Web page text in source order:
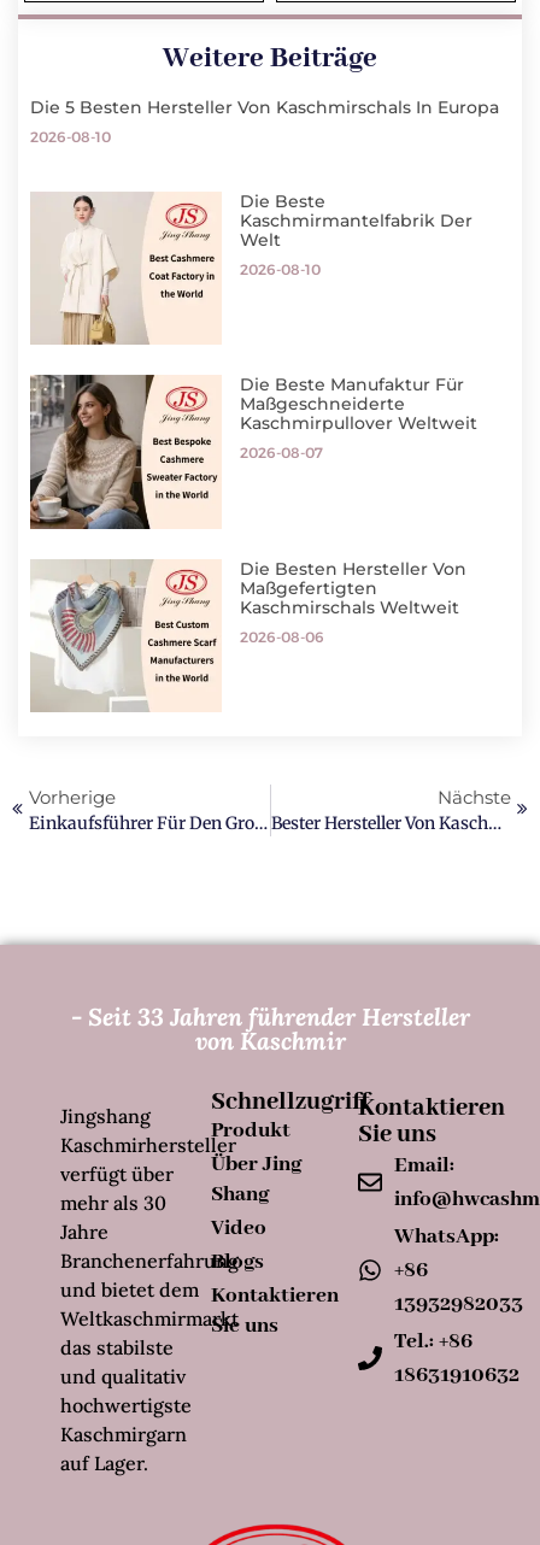
Weitere Beiträge
Die 5 Besten Hersteller Von Kaschmirschals In Europa
2026-08-10
Die Beste
Kaschmirmantelfabrik Der
Welt
2026-08-10
Die Beste Manufaktur Für
Maßgeschneiderte
Kaschmirpullover Weltweit
2026-08-07
Die Besten Hersteller Von
Maßgefertigten
Kaschmirschals Weltweit
2026-08-06
Vorherige
Einkaufsführer Für Den Großhandel Führender Hersteller Von Kaschmirgarnen
Nächste
Bester Hersteller Von Kaschmirpullovern In China
- Seit 33 Jahren führender Hersteller
von Kaschmir
Schnellzugriff
Produkt
Über Jing
Shang
Video
Blogs
Kontaktieren
Sie uns
Kontaktieren
Sie uns
Email:
WhatsApp:
+86
13932982033
Tel.: +86
18631910632
Jingshang
Kaschmirhersteller
verfügt über
mehr als 30
Jahre
Branchenerfahrung
und bietet dem
Weltkaschmirmarkt
das stabilste
und qualitativ
hochwertigste
Kaschmirgarn
auf Lager.